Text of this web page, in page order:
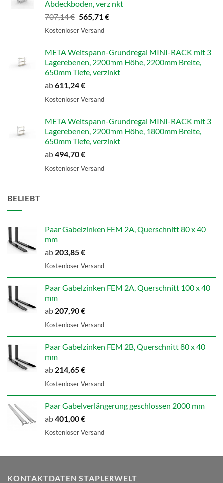
Abdeckboden, verzinkt
707,14€ Ursprünglicher
Preis
565,71 €Aktueller
Kostenloser Versand
META Weitspann-Grundregal MINI-RACK mit 3
Lagerebenen, 2200mm Höhe, 2200mm Breite,
650mm Tiefe, verzinkt
ab611,24€
Kostenloser Versand
META Weitspann-Grundregal MINI-RACK mit 3
Lagerebenen, 2200mm Höhe, 1800mm Breite,
650mm Tiefe, verzinkt
ab494,70€
Kostenloser Versand
BELIEBT
Paar Gabelzinken FEM 2A, Querschnitt 80 x 40
mm
ab 203,85€
Kostenloser Versand
Paar Gabelzinken FEM 2A, Querschnitt 100 x 40
mm
ab 207,90€
Kostenloser Versand
Paar Gabelzinken FEM 2B, Querschnitt 80 x 40
mm
ab 214,65€
Kostenloser Versand
Paar Gabelverlängerung geschlossen 2000 mm
ab401,00€
Kostenloser Versand
KONTAKTDATEN STAPLERWELT